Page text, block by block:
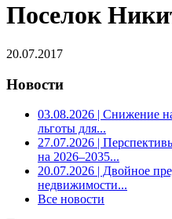
Поселок
20.07.2017
Новости
03.08.2026 | Снижение
льготы для...
27.07.2026 |
на 2026–2035...
20.07.2026 | Двойное
недвижимости...
Все новости